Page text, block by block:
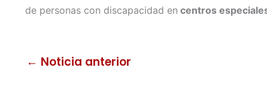
de personas con discapacidad en centros
← Noticia anterior